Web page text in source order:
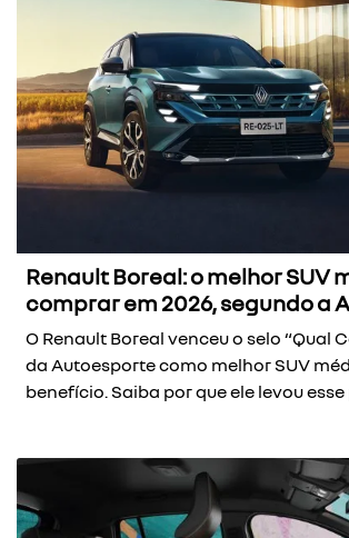
Renault Boreal: o melhor SUV
comprar em 2026, segundo a
O Renault Boreal venceu o selo “Qual
da Autoesporte como melhor SUV
benefício. Saiba por que ele levou